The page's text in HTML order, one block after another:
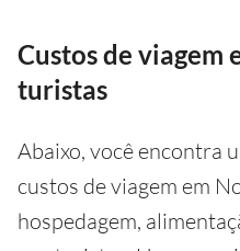
Custos de viagem
turistas
Abaixo, você encontra
custos de viagem em
hospedagem,